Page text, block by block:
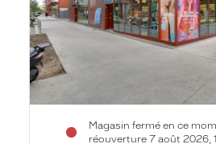
Ville
-
Krys
Magasin fermé en ce
réouverture 7 août 2026,